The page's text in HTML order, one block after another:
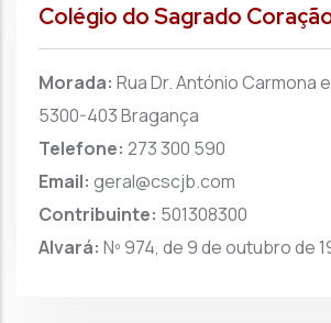
Colégio do Sagrado
Morada: Rua Dr. António Carmona e
5300-403 Bragança
Telefone: 273 300 590
Email: geral@cscjb.com
Contribuinte: 501308300
Alvará: Nº 974, de 9 de outubro de